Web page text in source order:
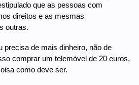
que as pessoas com
direitos e as mesmas
outras.
de mais dinheiro, não de
comprar um telemóvel de 20 euros,
como deve ser.